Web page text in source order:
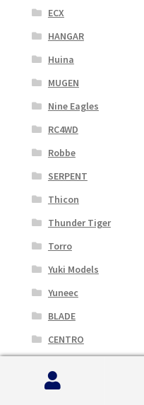
ECX
HANGAR
Huina
MUGEN
Nine Eagles
RC4WD
Robbe
SERPENT
Thicon
Thunder Tiger
Torro
Yuki Models
Yuneec
BLADE
CENTRO
EFLITE